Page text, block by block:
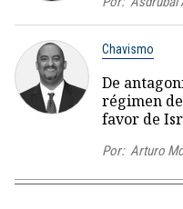
Chavismo
De
régimen
favor de
Por: Arturo